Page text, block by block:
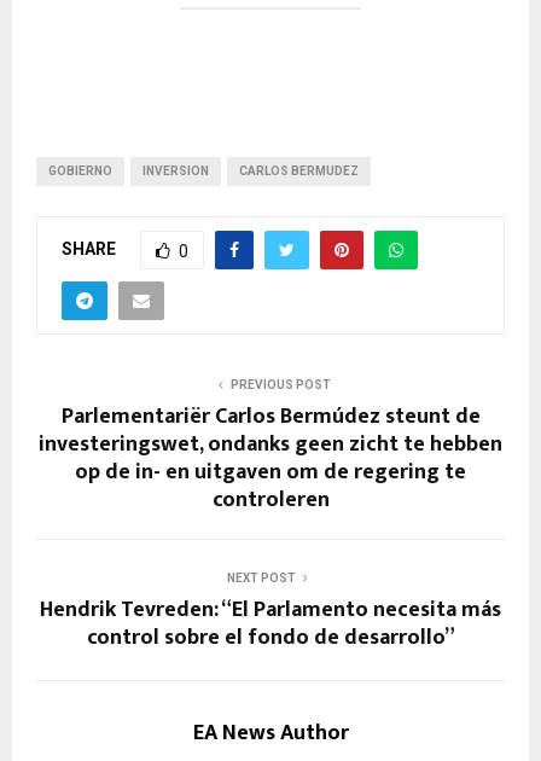
GOBIERNO INVERSION CARLOS BERMUDEZ
SHARE 0
PREVIOUS POST
Parlementariër Carlos Bermúdez steunt de
investeringswet, ondanks geen zicht te hebben
op de in- en uitgaven om de regering te
controleren
NEXT POST
Hendrik Tevreden: “El Parlamento necesita más
control sobre el fondo de desarrollo”
EA News Author